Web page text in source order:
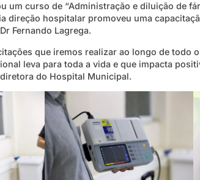
um curso de “Administração e diluição de
direção hospitalar promoveu uma
Fernando Lagrega.
que iremos realizar ao longo de todo
leva para toda a vida e que impacta
do Hospital Municipal.